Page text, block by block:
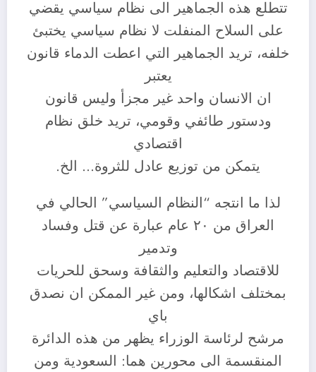
تتطلع هذه الجماهير الى نظام سياسي يقضي
على السلاح المنفلت لا نظام سياسي يختبئ
خلفه، تريد الجماهير التي اعطت الدماء قانون
يعتبر
ان الانسان واحد غير مجزأ وليس قانون
ودستور طائفي وقومي، تريد خلق نظام
اقتصادي
يتمكن من توزيع عادل للثروة… الخ.
لذا ما انتجه “النظام السياسي” الحالي في
العراق من ٢٠ عام عبارة عن قتل وفساد
وتدمير
للاقتصاد والتعليم والثقافة وسحق للحريات
بمختلف اشكالها، ومن غير الممكن ان نصدق
باي
مرشح لرئاسة الوزراء يظهر من هذه الدائرة
المنقسمة الى محورين هما: السعودية ومن